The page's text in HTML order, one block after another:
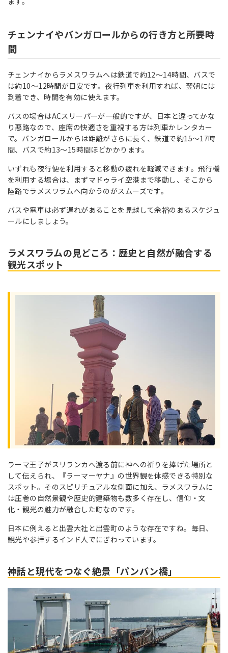
チェンナイやバンガロールからの行き方と所要時
間
チェンナイからラメスワラムへは鉄道で約12〜14時間、バスで
は約10〜12時間が目安です。夜行列車を利用すれば、翌朝には
到着でき、時間を有効に使えます。
バスの場合はACスリーパーが一般的ですが、日本と違ってかな
り悪路なので、座席の快適さを重視する方は列車かレンタカー
で。バンガロールからは距離がさらに長く、鉄道で約15〜17時
間、バスで約13〜15時間ほどかかります。
いずれも夜行便を利用すると移動の疲れを軽減できます。飛行機
を利用する場合は、まずマドゥライ空港まで移動し、そこから
陸路でラメスワラムへ向かうのがスムーズです。
バスや電車は必ず遅れがあることを見越して余裕のあるスケジュ
ールにしましょう。
ラメスワラムの見どころ：歴史と自然が融合する
観光スポット
ラーマ王子がスリランカへ渡る前に神への祈りを捧げた場所と
して伝えられ、『ラーマーヤナ』の世界観を体感できる特別な
スポット。そのスピリチュアルな側面に加え、ラメスワラムに
は圧巻の自然景観や歴史的建築物も数多く存在し、信仰・文
化・観光の魅力が融合した町なのです。
日本に例えると出雲大社と出雲町のような存在ですね。毎日、
観光や参拝するインド人でにぎわっています。
神話と現代をつなぐ絶景「パンバン橋」